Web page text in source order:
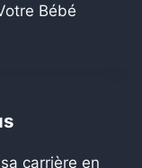
Bébé
carrière en